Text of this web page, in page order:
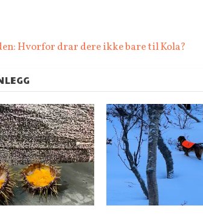
Hvorfor drar dere ikke bare til Kola?